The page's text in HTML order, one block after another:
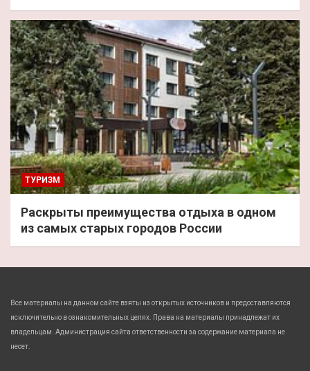
ТУРИЗМ
Раскрыты преимущества отдыха в одном
из самых старых городов России
Все материалы на данном сайте взяты из открытых источников и предоставляются
исключительно в ознакомительных целях. Права на материалы принадлежат их
владельцам. Администрация сайта ответственности за содержание материала не
несет.